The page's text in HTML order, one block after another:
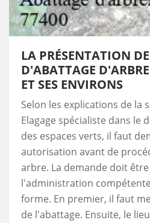
LA PRÉSENTATION
D'ABATTAGE
ET SES ENVIRONS
Selon les explications de la
Elagage spécialiste dans le
des espaces verts, il faut
autorisation avant de
arbre. La demande doit
l'administration
forme. En premier, il faut
de l'abattage. Ensuite, le